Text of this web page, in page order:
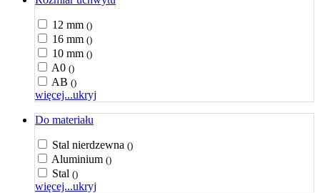
12 mm ()
16 mm ()
10 mm ()
A0 ()
AB ()
więcej...ukryj
Do materiału
Stal nierdzewna ()
Aluminium ()
Stal ()
więcej...ukryj